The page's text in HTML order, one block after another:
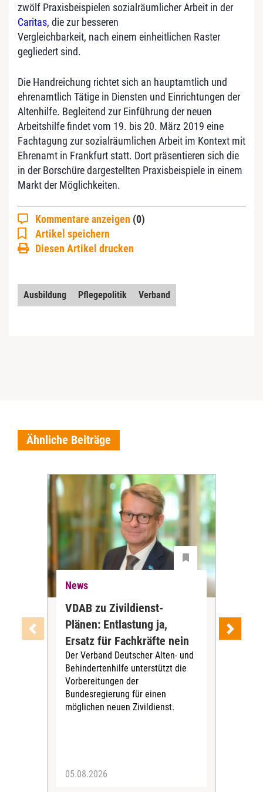
zwölf Praxisbeispielen sozialräumlicher Arbeit in der
Caritas, die zur besseren
Vergleichbarkeit, nach einem einheitlichen Raster
gegliedert sind.
Die Handreichung richtet sich an hauptamtlich und
ehrenamtlich Tätige in Diensten und Einrichtungen der
Altenhilfe. Begleitend zur Einführung der neuen
Arbeitshilfe findet vom 19. bis 20. März 2019 eine
Fachtagung zur sozialräumlichen Arbeit im Kontext mit
Ehrenamt in Frankfurt statt. Dort präsentieren sich die
in der Borschüre dargestellten Praxisbeispiele in einem
Markt der Möglichkeiten.
Kommentare anzeigen (0)
Artikel speichern
Diesen Artikel drucken
Ausbildung Pflegepolitik Verband
Ähnliche Beiträge
News
VDAB zu Zivildienst-
Plänen: Entlastung ja,
Ersatz für Fachkräfte nein
Der Verband Deutscher Alten- und
Behindertenhilfe unterstützt die
Vorbereitungen der
Bundesregierung für einen
möglichen neuen Zivildienst.
05.08.2026